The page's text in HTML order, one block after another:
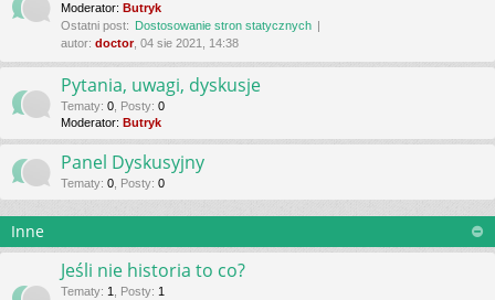
Moderator: Butryk
Ostatni post: Dostosowanie stron statycznych
autor: doctor, 04 sie 2021, 14:38
Pytania, uwagi, dyskusje
Tematy: 0 Posty: 0
Moderator: Butryk
Panel Dyskusyjny
Tematy: 0 Posty: 0
Inne
Jeśli nie historia to co?
Tematy: 1 Posty: 1